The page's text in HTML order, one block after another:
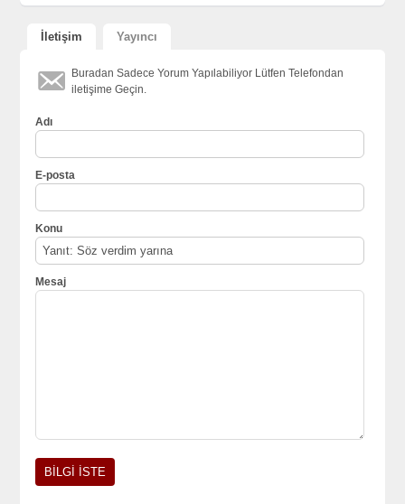
İletişim Yayıncı
Buradan Sadece Yorum Yapılabiliyor Lütfen Telefondan
iletişime Geçin.
Adı
E-posta
Konu
Mesaj